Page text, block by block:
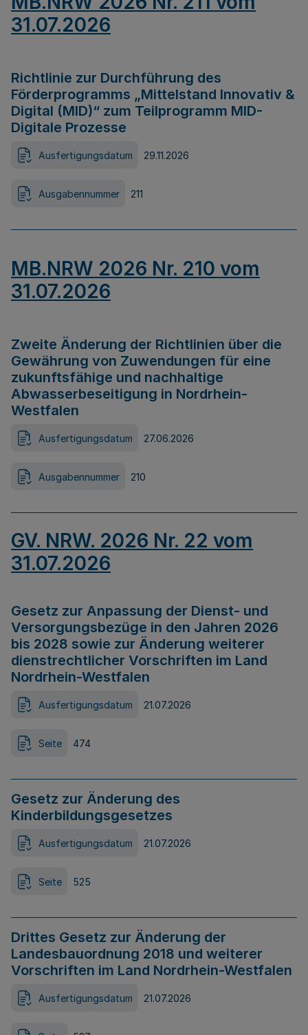
31.07.2026
Richtlinie zur Durchführung des
Förderprogramms „Mittelstand Innovativ &
Digital (MID)“ zum Teilprogramm MID-
Digitale Prozesse
Ausfertigungsdatum 29.11.2026
Ausgabennummer 211
MB.NRW 2026 Nr. 210 vom
31.07.2026
Zweite Änderung der Richtlinien über die
Gewährung von Zuwendungen für eine
zukunftsfähige und nachhaltige
Abwasserbeseitigung in Nordrhein-
Westfalen
Ausfertigungsdatum 27.06.2026
Ausgabennummer 210
GV. NRW. 2026 Nr. 22 vom
31.07.2026
Gesetz zur Anpassung der Dienst- und
Versorgungsbezüge in den Jahren 2026
bis 2028 sowie zur Änderung weiterer
dienstrechtlicher Vorschriften im Land
Nordrhein-Westfalen
Ausfertigungsdatum 21.07.2026
Seite 474
Gesetz zur Änderung des
Kinderbildungsgesetzes
Ausfertigungsdatum 21.07.2026
Seite 525
Drittes Gesetz zur Änderung der
Landesbauordnung 2018 und weiterer
Vorschriften im Land Nordrhein-Westfalen
Ausfertigungsdatum 21.07.2026